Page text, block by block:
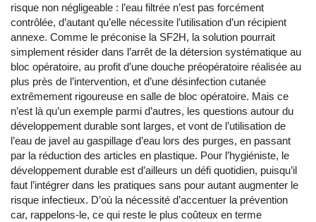
risque non négligeable : l’eau filtrée n’est pas forcément
contrôlée, d’autant qu’elle nécessite l’utilisation d’un récipient
annexe. Comme le préconise la SF2H, la solution pourrait
simplement résider dans l’arrêt de la détersion systématique au
bloc opératoire, au profit d’une douche préopératoire réalisée au
plus près de l’intervention, et d’une désinfection cutanée
extrêmement rigoureuse en salle de bloc opératoire. Mais ce
n’est là qu’un exemple parmi d’autres, les questions autour du
développement durable sont larges, et vont de l’utilisation de
l’eau de javel au gaspillage d’eau lors des purges, en passant
par la réduction des articles en plastique. Pour l’hygiéniste, le
développement durable est d’ailleurs un défi quotidien, puisqu’il
faut l’intégrer dans les pratiques sans pour autant augmenter le
risque infectieux. D’où la nécessité d’accentuer la prévention
car, rappelons-le, ce qui reste le plus coûteux en terme